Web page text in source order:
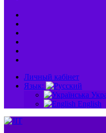
Личный кабінет
Язык:
English